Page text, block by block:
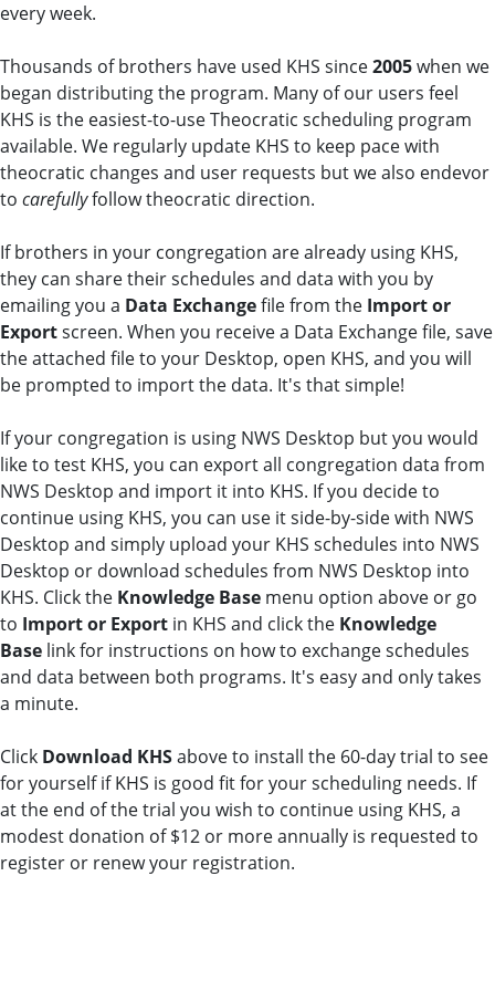
every week.
Thousands of brothers have used KHS since2005when we
began distributing the program. Many of our users feel
KHS is the easiest-to-use Theocratic scheduling program
available. We regularly update KHS to keep pace with
theocratic changes and user requests but we also endevor
to carefullyfollow theocratic direction.
If brothers in your congregation are already using KHS,
they can share their schedules and data with you by
emailing you a Data Exchangefile from the Import or
Exportscreen. When you receive a Data Exchange file, save
the attached file to your Desktop, open KHS, and you will
be prompted to import the data. It's that simple!
If your congregation is using NWS Desktop but you would
like to test KHS, you can export all congregation data from
NWS Desktop and import it into KHS. If you decide to
continue using KHS, you can use it side-by-side with NWS
Desktop and simply upload your KHS schedules into NWS
Desktop or download schedules from NWS Desktop into
KHS. Click the Knowledge Base menu option above or go
to Import or Export in KHS and click the Knowledge
Base link for instructions on how to exchange schedules
and data between both programs. It's easy and only takes
a minute.
Click Download KHSabove to install the 60-day trial to see
for yourself if KHS is good fit for your scheduling needs. If
at the end of the trial you wish to continue using KHS, a
modest donation of $12 or more annually is requested to
register or renew your registration.